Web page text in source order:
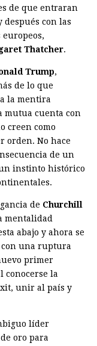
de que entraran
después con las
europeos,
Thatcher.
Trump,
de lo que
la mentira
mutua cuenta con
creen como
orden. No hace
de un
instinto histórico
de Churchill
mentalidad
abajo y ahora se
con una ruptura
primer
conocerse la
unir al país y
líder
oro para